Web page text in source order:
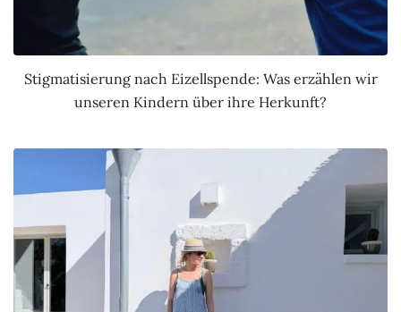
Stigmatisierung nach Eizellspende: Was erzählen wir
unseren Kindern über ihre Herkunft?